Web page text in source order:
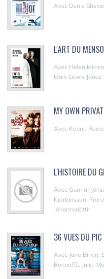
Avec Denis
L'ART DU
Avec Helen
Mark Lewis Jones
MY OWN
Avec Keanu
L'HISTOIRE DU
Avec Gunnar
Kjartansson,
Jóhannsdóttir
36 VUES DU
Avec Jane Birkin,
Bonnaffé, Julie-